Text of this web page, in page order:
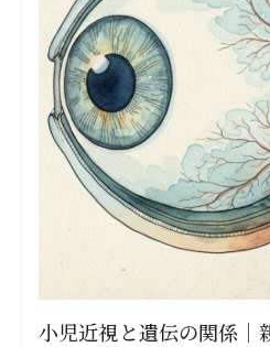
小児近視と遺伝の関係｜